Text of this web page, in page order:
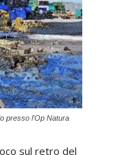
presso l'Op Natura
sul retro del